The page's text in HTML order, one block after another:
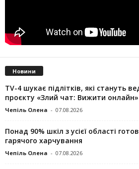
Новини
TV-4 шукає підлітків, які стануть
проєкту «Злий чат: Вижити онлайн»
Чепіль Олена - 07.08.2026
Понад 90% шкіл з усієї області
гарячого харчування
Чепіль Олена - 07.08.2026